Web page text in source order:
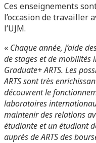
Ces enseignements
l’occasion de travailler
l’UJM.
« Chaque année, j’aide
de stages et de mobilités
Graduate+ ARTS. Les
ARTS sont très
découvrent le
laboratoires
maintenir des relations
étudiante et un étudiant
auprès de ARTS des